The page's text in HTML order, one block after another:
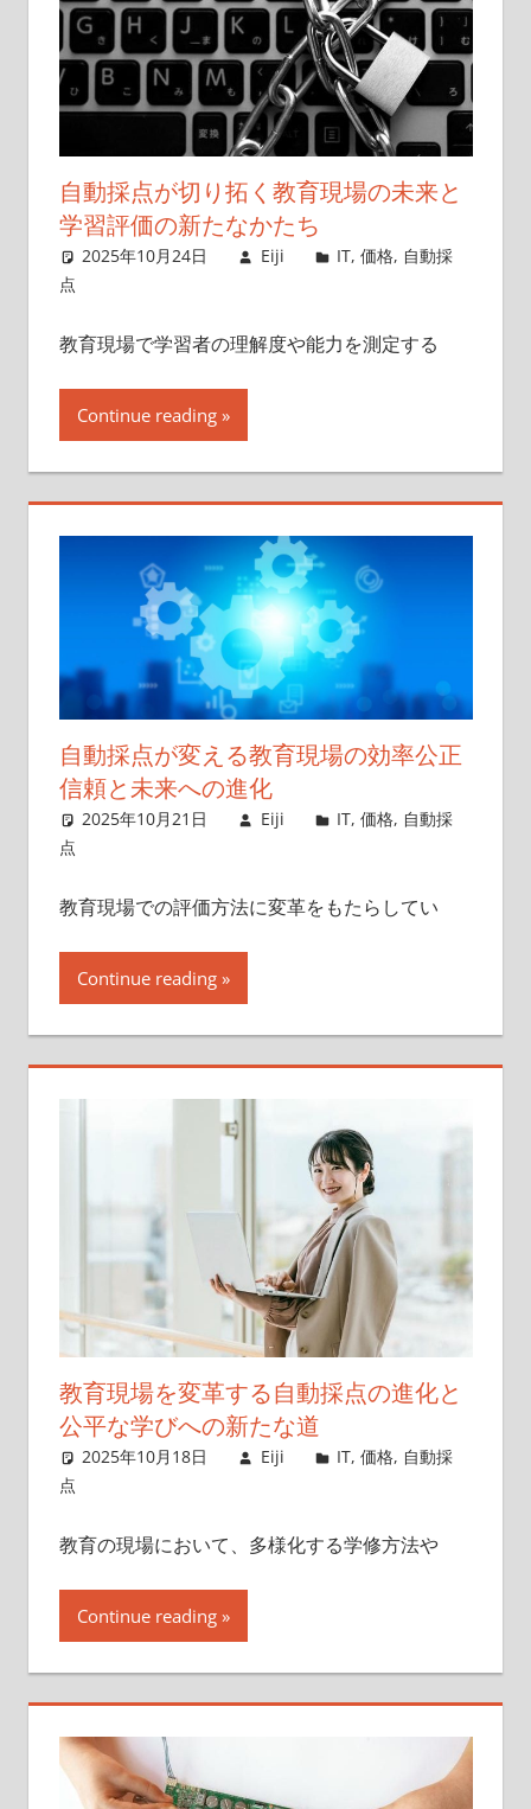
う！
自動採点が切り拓く教育現場の未来と
学習評価の新たなかたち
2025年10月24日 Eiji IT,価格, 自動採
点
教育現場で学習者の理解度や能力を測定する
Continue reading
自動採点が変える教育現場の効率公正
信頼と未来への進化
2025年10月21日 Eiji IT,価格, 自動採
点
教育現場での評価方法に変革をもたらしてい
Continue reading
教育現場を変革する自動採点の進化と
公平な学びへの新たな道
2025年10月18日 Eiji IT,価格, 自動採
点
教育の現場において、多様化する学修方法や
Continue reading